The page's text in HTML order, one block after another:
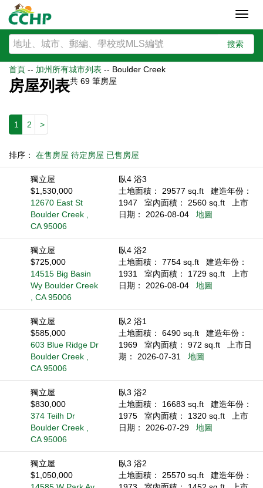
搜索
首頁 -- 加州所有城市列表 -- Boulder Creek
房屋列表共 69 筆房屋
1 2 >
排序： 在售房屋 待定房屋 已售房屋
獨立屋
$1,530,000
12670 East St
Boulder Creek ,
CA 95006
臥4 浴3
土地面積： 29577 sq.ft
建造年份：
1947
室內面積： 2560 sq.ft
上市
日期： 2026-08-04
地圖
獨立屋
$725,000
14515 Big Basin
Wy Boulder Creek
, CA 95006
臥4 浴2
土地面積： 7754 sq.ft
建造年份：
1931
室內面積： 1729 sq.ft
上市
日期： 2026-08-04
地圖
獨立屋
$585,000
603 Blue Ridge Dr
Boulder Creek ,
CA 95006
臥2 浴1
土地面積： 6490 sq.ft
建造年份：
1969
室內面積： 972 sq.ft
上市日
期： 2026-07-31
地圖
獨立屋
$830,000
374 Teilh Dr
Boulder Creek ,
CA 95006
臥3 浴2
土地面積： 16683 sq.ft
建造年份：
1975
室內面積： 1320 sq.ft
上市
日期： 2026-07-29
地圖
獨立屋
$1,050,000
臥3 浴2
土地面積： 25570 sq.ft
建造年份：